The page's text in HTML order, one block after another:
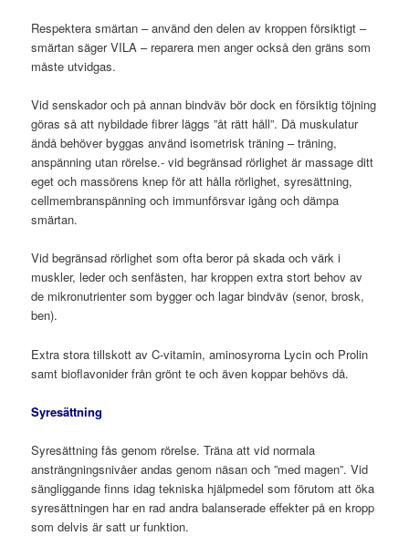
Respektera smärtan – använd den delen av kroppen försiktigt –
smärtan säger VILA – reparera men anger också den gräns som
måste utvidgas.
Vid senskador och på annan bindväv bör dock en försiktig töjning
göras så att nybildade fibrer läggs ”åt rätt håll”. Då muskulatur
ändå behöver byggas använd isometrisk träning – träning,
anspänning utan rörelse.- vid begränsad rörlighet är massage ditt
eget och massörens knep för att hålla rörlighet, syresättning,
cellmembranspänning och immunförsvar igång och dämpa
smärtan.
Vid begränsad rörlighet som ofta beror på skada och värk i
muskler, leder och senfästen, har kroppen extra stort behov av
de mikronutrienter som bygger och lagar bindväv (senor, brosk,
ben).
Extra stora tillskott av C-vitamin, aminosyrorna Lycin och Prolin
samt bioflavonider från grönt te och även koppar behövs då.
Syresättning
Syresättning fås genom rörelse. Träna att vid normala
ansträngningsnivåer andas genom näsan och ”med magen”. Vid
sängliggande finns idag tekniska hjälpmedel som förutom att öka
syresättningen har en rad andra balanserade effekter på en kropp
som delvis är satt ur funktion.